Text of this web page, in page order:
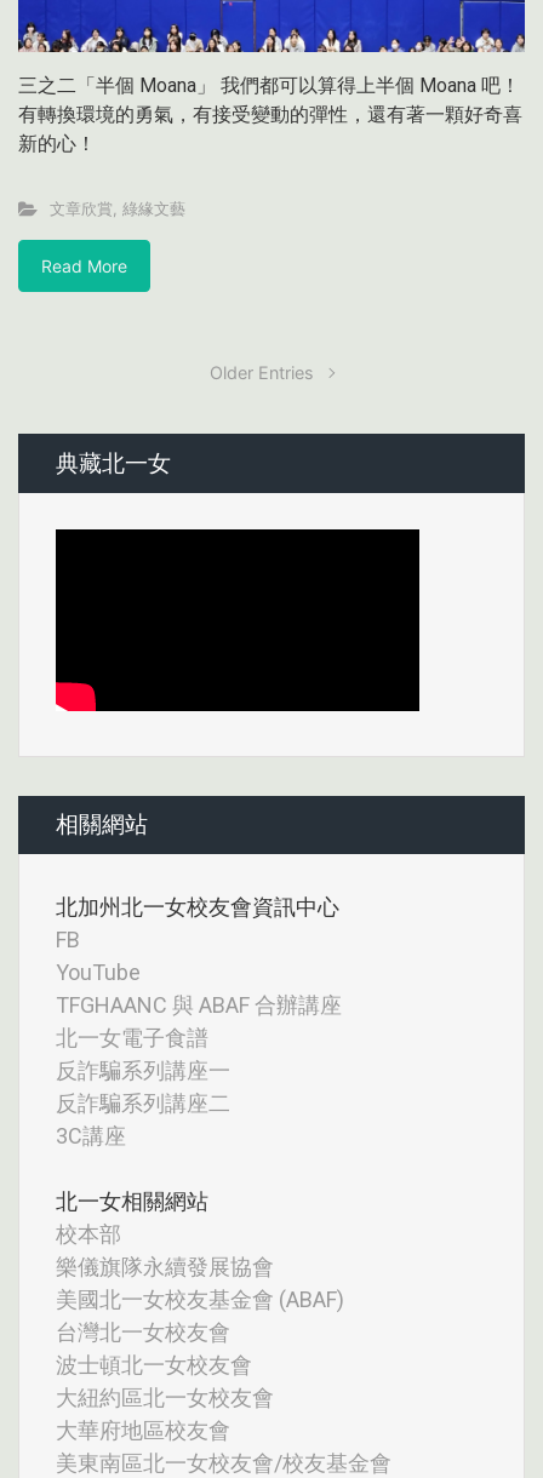
三之二「半個 Moana」 我們都可以算得上半個 Moana 吧！
有轉換環境的勇氣，有接受變動的彈性，還有著一顆好奇喜
新的心！
文章欣賞 綠緣文藝
Read More
Older Entries
典藏北一女
相關網站
北加州北一女校友會資訊中心
FB
YouTube
TFGHAANC 與 ABAF 合辦講座
北一女電子食譜
反詐騙系列講座一
反詐騙系列講座二
3C講座
北一女相關網站
校本部
樂儀旗隊永續發展協會
美國北一女校友基金會 (ABAF)
台灣北一女校友會
波士頓北一女校友會
大紐約區北一女校友會
大華府地區校友會
美東南區北一女校友會/校友基金會